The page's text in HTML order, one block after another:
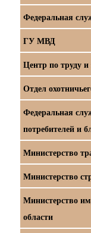
Федеральная
ГУ МВД
Центр по труду
Отдел
Федеральная
потребителей и
Министерство
Министерство
Министерство
области